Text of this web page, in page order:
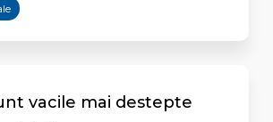
vacile mai destepte